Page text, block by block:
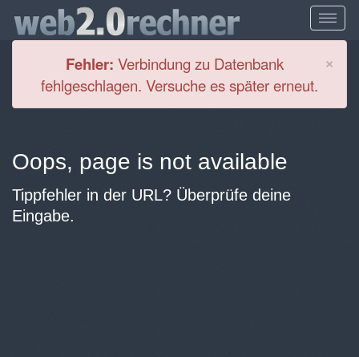
×
Fehler: Verbindung zu Datenbank
fehlgeschlagen. Versuche es später erneut.
Oops, page is not available
Tippfehler in der URL? Überprüfe deine
Eingabe.